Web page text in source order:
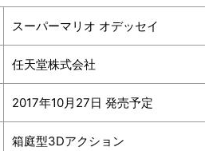
スーパーマリオ オデッセイ
任天堂株式会社
2017年10月27日 発売予定
箱庭型3Dアクション